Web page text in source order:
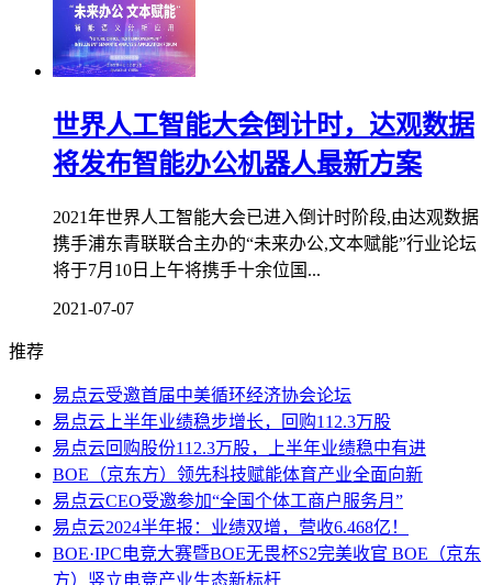
世界人工智能大会倒计时，达观数据
将发布智能办公机器人最新方案
2021年世界人工智能大会已进入倒计时阶段,由达观数据
携手浦东青联联合主办的“未来办公,文本赋能”行业论坛
将于7月10日上午将携手十余位国...
2021-07-07
推荐
易点云受邀首届中美循环经济协会论坛
易点云上半年业绩稳步增长，回购112.3万股
易点云回购股份112.3万股，上半年业绩稳中有进
BOE（京东方）领先科技赋能体育产业全面向新
易点云CEO受邀参加“全国个体工商户服务月”
易点云2024半年报：业绩双增，营收6.468亿！
BOE·IPC电竞大赛暨BOE无畏杯S2完美收官 BOE（京东
方）竖立电竞产业生态新标杆